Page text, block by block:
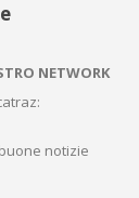
NETWORK
notizie